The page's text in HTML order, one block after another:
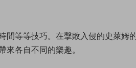
間等等技巧。在擊敗入侵的史萊姆
各自不同的樂趣。